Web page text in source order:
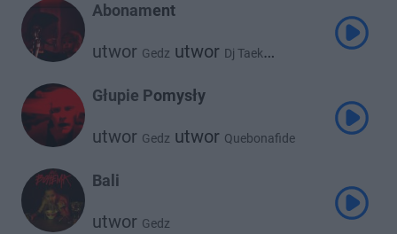
Abonament
utwor Gedz utwor Dj Taek
Głupie Pomysły
utwor Gedz utwor Quebonafide
Bali
utwor Gedz